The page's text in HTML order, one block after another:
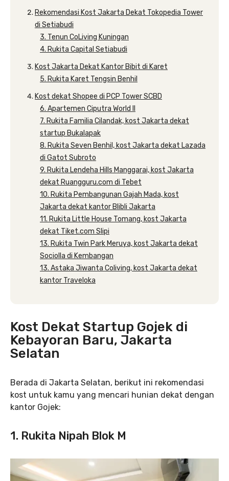
Rekomendasi Kost Jakarta Dekat Tokopedia Tower
di Setiabudi
3. Tenun CoLiving Kuningan
4. Rukita Capital Setiabudi
Kost Jakarta Dekat Kantor Bibit di Karet
5. Rukita Karet Tengsin Benhil
Kost dekat Shopee di PCP Tower SCBD
6. Apartemen Ciputra World II
7. Rukita Familia Cilandak, kost Jakarta dekat
startup Bukalapak
8. Rukita Seven Benhil, kost Jakarta dekat Lazada
di Gatot Subroto
9. Rukita Lendeha Hills Manggarai, kost Jakarta
dekat Ruangguru.com di Tebet
10. Rukita Pembangunan Gajah Mada, kost
Jakarta dekat kantor Blibli Jakarta
11. Rukita Little House Tomang, kost Jakarta
dekat Tiket.com Slipi
13. Rukita Twin Park Meruya, kost Jakarta dekat
Sociolla di Kembangan
13. Astaka Jiwanta Coliving, kost Jakarta dekat
kantor Traveloka
Kost Dekat Startup Gojek di
Kebayoran Baru, Jakarta
Selatan
Berada di Jakarta Selatan, berikut ini rekomendasi
kost untuk kamu yang mencari hunian dekat dengan
kantor Gojek:
1. Rukita Nipah Blok M